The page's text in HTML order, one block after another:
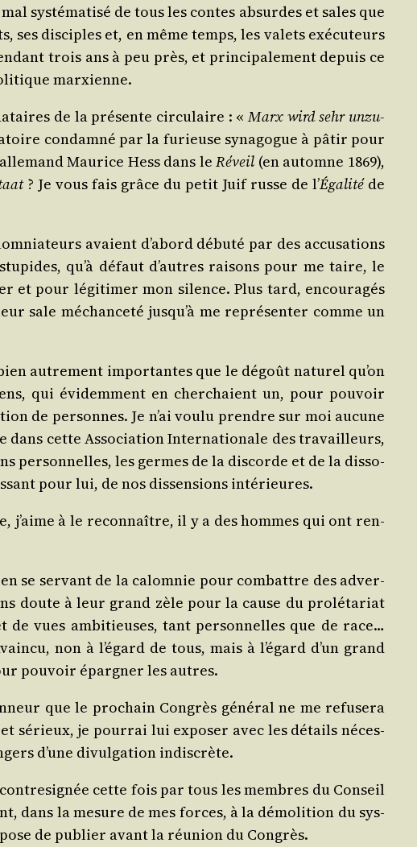
sys­té­ma­ti­sé de tous les contes absurdes et sales que
ses dis­ciples et, en même temps, les valets exé­cu­teurs
trois ans à peu près, et prin­ci­pa­le­ment depuis ce
marxienne.
de la pré­sente cir­cu­laire : «Marx wird sehr unzu­
condam­né par la furieuse syna­gogue à pâtir pour
Mau­rice Hess dans leRéveil (en automne 1869),
? Je vous fais grâce du petit Juif russe de l’Éga­li­téde
avaient d’a­bord débu­té par des accu­sa­tions
qu’à défaut d’autres rai­sons pour me taire, le
et pour légi­ti­mer mon silence. Plus tard, encou­ra­gés
sale méchan­ce­té jus­qu’à me repré­sen­ter comme un
autre­ment impor­tantes que le dégoût natu­rel qu’on
qui évi­dem­ment en cher­chaient un, pour pou­voir
de per­sonnes. Je n’ai vou­lu prendre sur moi aucune
cette Asso­cia­tion Inter­na­tio­nale des tra­vailleurs,
per­son­nelles, les germes de la dis­corde et de la dis­so­
pour lui, de nos dis­sen­sions intérieures.
j’aime à le recon­naître, il y a des hommes qui ont ren­
se ser­vant de la calom­nie pour com­battre des adver­
doute à leur grand zèle pour la cause du pro­lé­ta­riat
de vues ambi­tieuses, tant per­son­nelles que de race…
non à l’é­gard de tous, mais à l’é­gard d’un grand
pou­voir épar­gner les autres.
que le pro­chain Congrès géné­ral ne me refu­se­ra
sérieux, je pour­rai lui expo­ser avec les détails néces­
d’une divul­ga­tion indiscrète.
cette fois par tous les membres du Conseil
dans la mesure de mes forces, à la démo­li­tion du sys­
de publier avant la réunion du Congrès.